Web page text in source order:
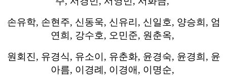
손유학, 손현주, 신동욱, 신유리, 신일호, 양승희, 엄
연희, 강수호, 오민준, 원춘옥,
원회진, 유경식, 유소이, 유춘화, 윤경숙, 윤경희, 윤
아름, 이경례, 이경애, 이명순,